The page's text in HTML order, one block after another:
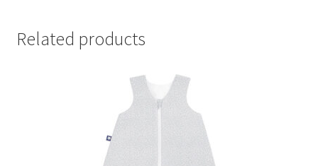
Related products